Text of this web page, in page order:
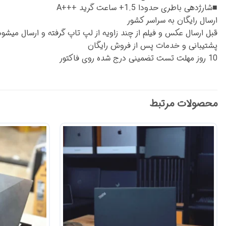
■شارژدهی باطری حدودا 1.5+ ساعت گرید +++A
ارسال رایگان به سراسر کشور
قبل ارسال عکس و فیلم از چند زاویه از لپ تاپ گرفته و ارسال
پشتیبانی و خدمات پس از فروش رایگان
10 روز مهلت تست تضمینی درج شده روی فاکتور
محصولات مرتبط